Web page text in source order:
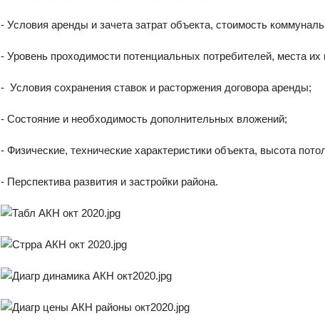
- Условия аренды и зачета затрат объекта, стоимость
- Уровень проходимости потенциальных потребителей, места их
- Условия сохранения ставок и расторжения договора аренды;
- Состояние и необходимость дополнительных вложений;
- Физические, технические характеристики объекта, высота
- Перспектива развития и застройки района.